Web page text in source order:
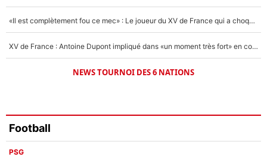
«Il est complètement fou ce mec» : Le joueur du XV de France qui a choqué Matthieu Jalibert !
XV de France : Antoine Dupont impliqué dans «un moment très fort» en coulisses
NEWS TOURNOI DES 6 NATIONS
Football
PSG